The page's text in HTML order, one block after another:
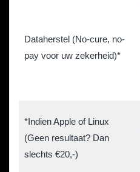
Dataherstel (No-cure, no-
pay voor uw zekerheid)*
*Indien Apple of Linux
(Geen resultaat? Dan
slechts €20,-)